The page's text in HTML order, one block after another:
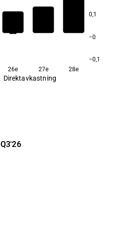
0,1
−0
−0,1
26e 27e 28e
Direktavkastning
Q3'26